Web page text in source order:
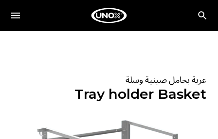
عربة بحامل صينية وسلة
Tray holder Basket